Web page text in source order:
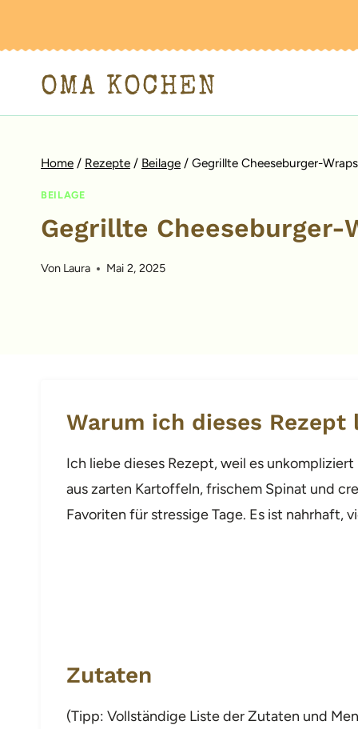
OMA KOCHEN
Home / Rezepte / Beilage / Gegrillte Cheeseburger-Wraps
BEILAGE
Gegrillte Cheeseburger-
Von Laura Mai 2, 2025
Warum ich dieses Rezept
Ich liebe dieses Rezept, weil es
aus zarten Kartoffeln, frischem Spinat und
Favoriten für stressige Tage. Es ist nahrhaft,
Zutaten
(Tipp: Vollständige Liste der Zutaten und